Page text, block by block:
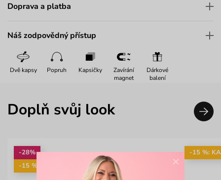
Doprava a platba
Náš zodpovědný přístup
Dvě kapsy Popruh Kapsičky
Zavírání
magnet
Dárkové
balení
Doplň svůj look
-28%
-15 %: KAB15
-15 %:
×